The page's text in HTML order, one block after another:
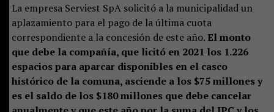
La empresa Serviest SpA solicitó a la municipalidad un
aplazamiento para el pago de la última cuota
correspondiente a la concesión de este año. El monto
que debe la compañía, que licitó en 2021 los 1.226
espacios para aparcar disponibles en el casco
histórico de la comuna, asciende a los $75 millones y
es el saldo de los $180 millones que debe cancelar